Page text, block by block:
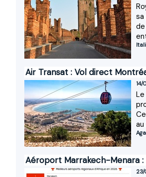
Air Transat : Vol direct
Aéroport Marrakech-Menara